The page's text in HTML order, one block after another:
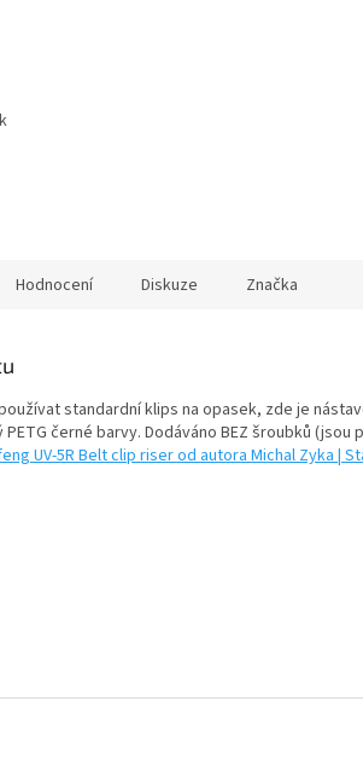
Hodnocení Diskuze Značka
standardní klips na opasek, zde je
černé barvy. Dodáváno BEZ šroubků (jsou
UV-5R Belt clip riser od autora Michal Zyka |